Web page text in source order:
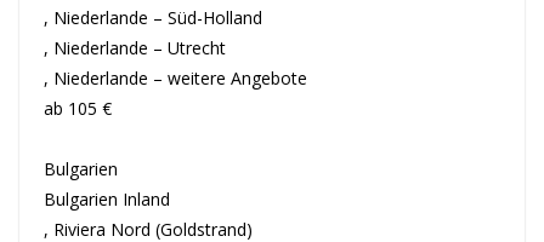
, Niederlande – Süd-Holland
, Niederlande – Utrecht
, Niederlande – weitere Angebote
ab 105 €
Bulgarien
Bulgarien Inland
, Riviera Nord (Goldstrand)